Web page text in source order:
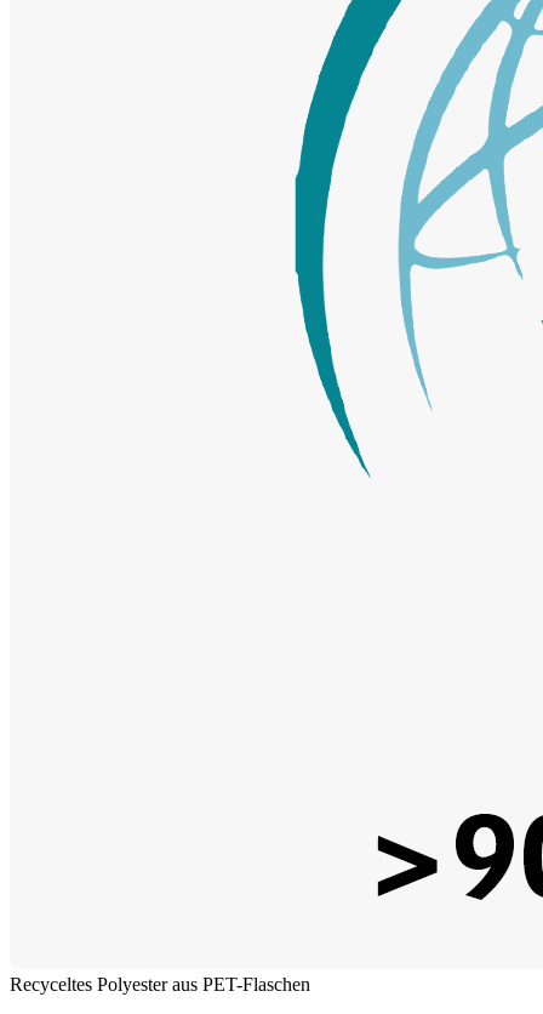
Recyceltes Polyester aus PET-Flaschen